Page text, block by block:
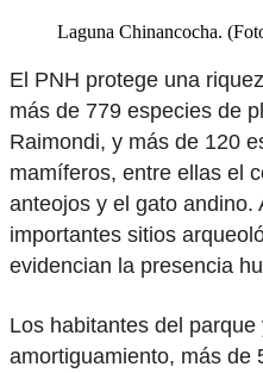
Laguna Chinancocha.
El PNH protege una
más de 779 especies de
Raimondi, y más de 120
mamíferos, entre ellas el
anteojos y el gato andino.
importantes sitios
evidencian la presencia
Los habitantes del
amortiguamiento, más de